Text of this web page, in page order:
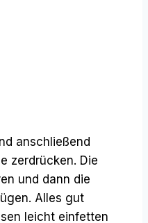
anschließend
zerdrücken. Die
und dann die
Alles gut
leicht einfetten